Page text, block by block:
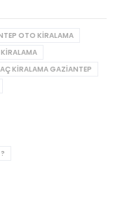
OTO KIRALAMA
KIRALAMA GAZIANTEP